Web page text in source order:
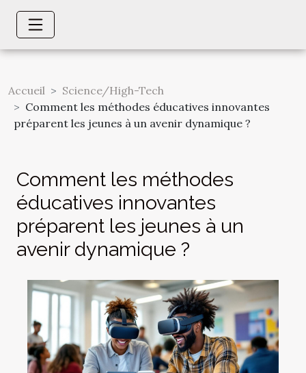
Accueil
Science/High-Tech
Comment les méthodes éducatives innovantes
préparent les jeunes à un avenir dynamique ?
Comment les méthodes
éducatives innovantes
préparent les jeunes à un
avenir dynamique ?